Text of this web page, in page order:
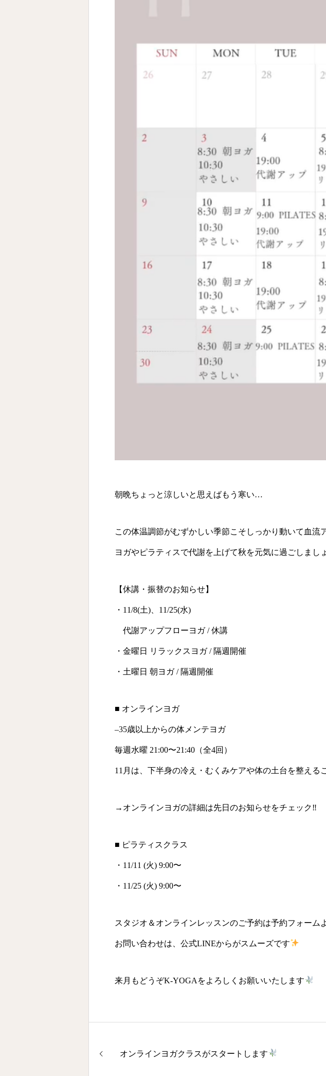
朝晩ちょっと涼しいと思えばもう寒い…
この体温調節がむずかしい季節こそしっかり動いて血流
ヨガやピラティスで代謝を上げて秋を元気に過ごしまし
【休講・振替のお知らせ】
・11/8(土)、11/25(水)
代謝アップフローヨガ / 休講
・金曜日 リラックスヨガ / 隔週開催
・土曜日 朝ヨガ / 隔週開催
■ オンラインヨガ
–35歳以上からの体メンテヨガ
毎週水曜 21:00〜21:40（全4回）
11月は、下半身の冷え・むくみケアや体の土台を整える
→オンラインヨガの詳細は先日のお知らせをチェック‼︎
■ ピラティスクラス
・11/11 (火) 9:00〜
・11/25 (火) 9:00〜
スタジオ＆オンラインレッスンのご予約は予約フォーム
お問い合わせは、公式LINEからがスムーズです
来月もどうぞK-YOGAをよろしくお願いいたします
オンラインヨガクラスがスタートします